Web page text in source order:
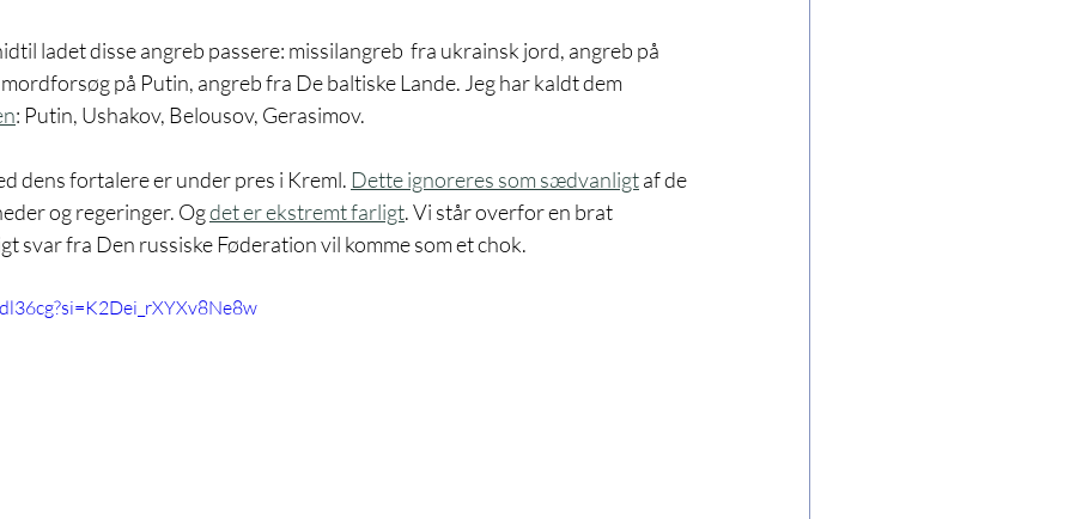
ladet disse angreb passere: missilangreb  fra ukrainsk jord, angreb på
på Putin, angreb fra De baltiske Lande. Jeg har kaldt dem
: Putin, Ushakov, Belousov, Gerasimov.
dens fortalere er under pres i Kreml. Dette ignoreres som sædvanligt af de
og regeringer. Og det er ekstremt farligt. Vi står overfor en brat
svar fra Den russiske Føderation vil komme som et chok.